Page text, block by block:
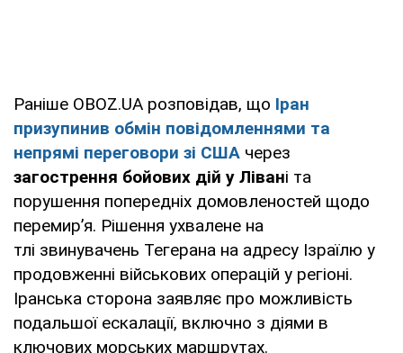
Раніше OBOZ.UA розповідав, що Іран
призупинив обмін повідомленнями та
непрямі переговори зі США через
загострення бойових дій у Лівані та
порушення попередніх домовленостей щодо
перемир’я. Рішення ухвалене на
тлі звинувачень Тегерана на адресу Ізраїлю у
продовженні військових операцій у регіоні.
Іранська сторона заявляє про можливість
подальшої ескалації, включно з діями в
ключових морських маршрутах.